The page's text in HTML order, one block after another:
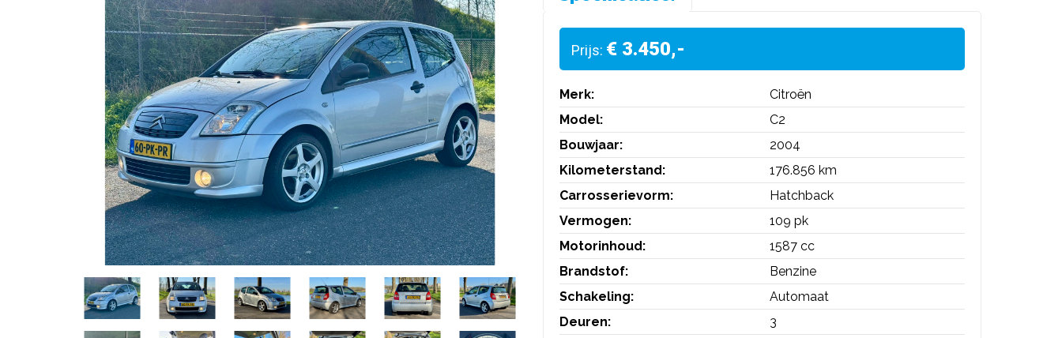
Prijs: € 3.450,-
Merk:
Citroën
Model:
C2
Bouwjaar:
2004
Kilometerstand:
176.856 km
Carrosserievorm:
Hatchback
Vermogen:
109 pk
Motorinhoud:
1587 cc
Brandstof:
Benzine
Schakeling:
Automaat
Deuren:
3